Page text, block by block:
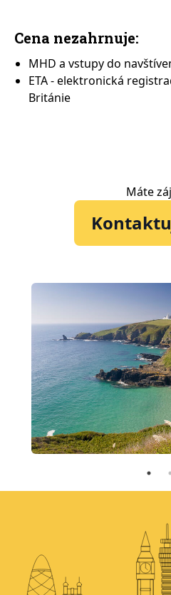
Cena nezahrnuje:
MHD a vstupy do
ETA - elektronická
Británie
Máte